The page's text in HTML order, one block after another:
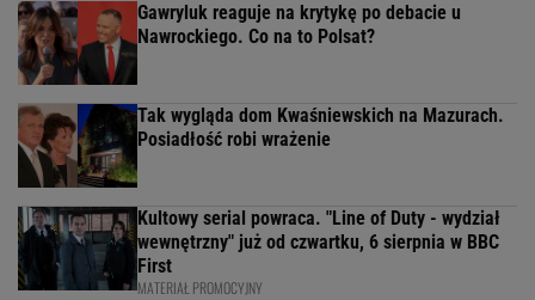
Gawryluk reaguje na krytykę po debacie u
Nawrockiego. Co na to Polsat?
Tak wygląda dom Kwaśniewskich na Mazurach.
Posiadłość robi wrażenie
Kultowy serial powraca. "Line of Duty - wydział
wewnętrzny" już od czwartku, 6 sierpnia w BBC
First
MATERIAŁ PROMOCYJNY